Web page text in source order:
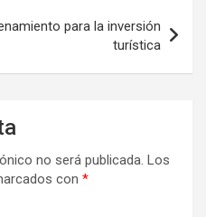
para la inversión
turística
no será publicada. Los
con *